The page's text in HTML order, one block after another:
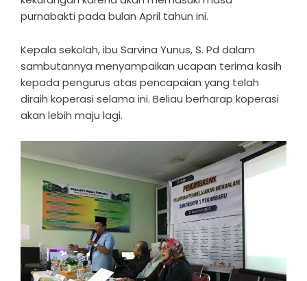
purnabakti pada bulan April tahun ini.
Kepala sekolah, ibu Sarvina Yunus, S. Pd dalam
sambutannya menyampaikan ucapan terima kasih
kepada pengurus atas pencapaian yang telah
diraih koperasi selama ini. Beliau berharap koperasi
akan lebih maju lagi.